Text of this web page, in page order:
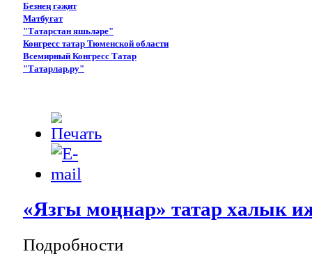
Безнең гәҗит
Матбугат
"Татарстан яшьләре"
Конгресс татар Тюменской области
Всемирный Конгресс Татар
"Татарлар.ру"
«Язгы моңнар» татар халык
Подробности